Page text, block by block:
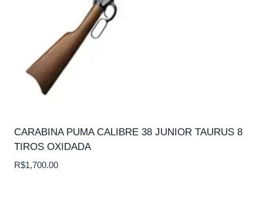
CARABINA PUMA CALIBRE 38 JUNIOR TAURUS 8
TIROS OXIDADA
R$1,700.00